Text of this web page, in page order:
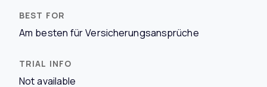
Am besten für Versicherungsansprüche
Not available